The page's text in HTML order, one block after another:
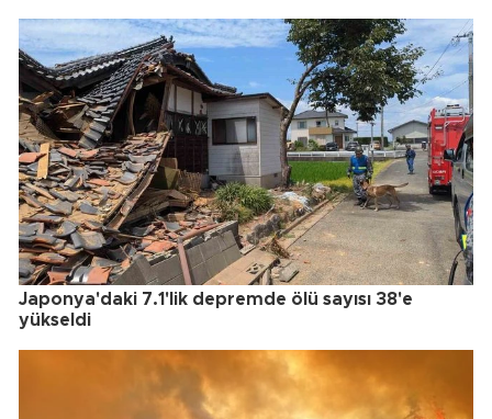
Japonya'daki 7.1'lik depremde ölü sayısı 38'e
yükseldi